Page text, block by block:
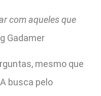
com aqueles que
Gadamer
mesmo que
busca pelo